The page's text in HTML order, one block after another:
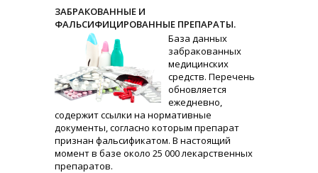
ЗАБРАКОВАННЫЕ И
ФАЛЬСИФИЦИРОВАННЫЕ ПРЕПАРАТЫ.
База данных
забракованных
медицинских
средств. Перечень
обновляется
ежедневно,
содержит ссылки на нормативные
документы, согласно которым препарат
признан фальсификатом. В настоящий
момент в базе около 25 000 лекарственных
препаратов.